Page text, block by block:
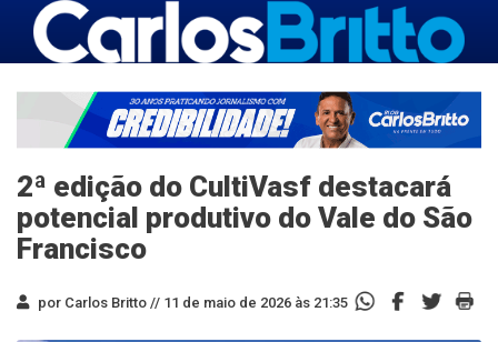
2ª edição do CultiVasf destacará
potencial produtivo do Vale do São
Francisco
por Carlos Britto // 11 de maio de 2026 às 21:35